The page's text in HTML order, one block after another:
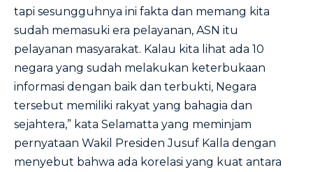
tapi sesungguhnya ini fakta dan memang kita
sudah memasuki era pelayanan, ASN itu
pelayanan masyarakat. Kalau kita lihat ada 10
negara yang sudah melakukan keterbukaan
informasi dengan baik dan terbukti, Negara
tersebut memiliki rakyat yang bahagia dan
sejahtera,” kata Selamatta yang meminjam
pernyataan Wakil Presiden Jusuf Kalla dengan
menyebut bahwa ada korelasi yang kuat antara